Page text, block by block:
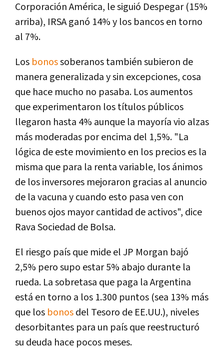
Corporación América, le siguió Despegar (15%
arriba), IRSA ganó 14% y los bancos en torno
al 7%.
Los bonossoberanos también subieron de
manera generalizada y sin excepciones, cosa
que hace mucho no pasaba. Los aumentos
que experimentaron los títulos públicos
llegaron hasta 4% aunque la mayoría vio alzas
más moderadas por encima del 1,5%. "La
lógica de este movimiento en los precios es la
misma que para la renta variable, los ánimos
de los inversores mejoraron gracias al anuncio
de la vacuna y cuando esto pasa ven con
buenos ojos mayor cantidad de activos", dice
Rava Sociedad de Bolsa.
El riesgo país que mide el JP Morgan bajó
2,5% pero supo estar 5% abajo durante la
rueda. La sobretasa que paga la Argentina
está en torno a los 1.300 puntos (sea 13% más
que los bonosdel Tesoro de EE.UU.), niveles
desorbitantes para un país que reestructuró
su deuda hace pocos meses.